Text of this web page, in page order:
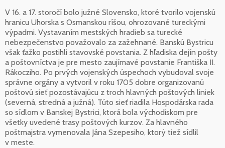
V 16. a 17. storočí bolo južné Slovensko, ktoré tvorilo vojenskú
hranicu Uhorska s Osmanskou ríšou, ohrozované tureckými
výpadmi. Vystavaním mestských hradieb sa turecké
nebezpečenstvo považovalo za zažehnané. Banskú Bystricu
však ťažko postihli stavovské povstania. Z hľadiska dejín pošty
a poštovníctva je pre mesto zaujímavé povstanie Františka II.
Rákocziho. Po prvých vojenských úspechoch vybudoval svoje
správne orgány a vytvoril v roku 1705 dobre organizovanú
poštovú sieť pozostávajúcu z troch hlavných poštových liniek
(severná, stredná a južná). Túto sieť riadila Hospodárska rada
so sídlom v Banskej Bystrici, ktorá bola východiskom pre
všetky uvedené trasy poštových kurzov. Za hlavného
poštmajstra vymenovala Jána Szepesiho, ktorý tiež sídlil
v meste.